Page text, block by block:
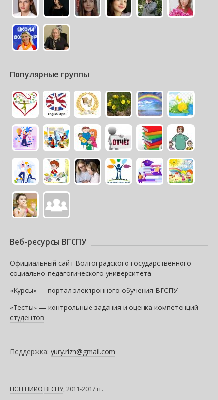
Популярные группы
Веб-ресурсы ВГСПУ
Официальный сайт Волгоградского государственного
социально-педагогического университета
«Курсы» — портал электронного обучения ВГСПУ
«Тесты» — контрольные задания и оценка компетенций
студентов
Поддержка: yury.rizh@gmail.com
НОЦ ПИИО ВГСПУ, 2011-2017 гг.